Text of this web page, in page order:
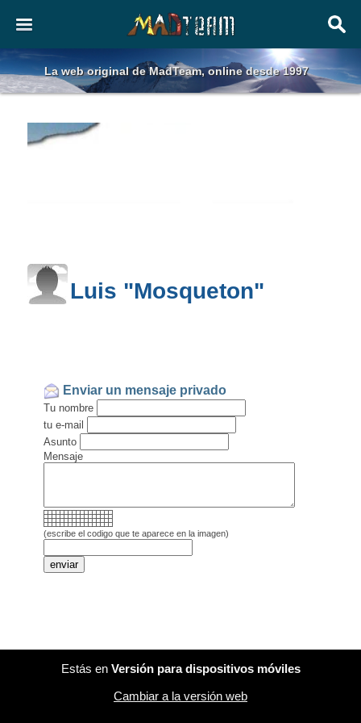
La web original de MadTeam, online desde 1997
Luis "Mosqueton"
Enviar un mensaje privado
Tu nombre
tu e-mail
Asunto
Mensaje
(escribe el codigo que te aparece en la imagen)
Estás en Versión para dispositivos móviles
Cambiar a la versión web